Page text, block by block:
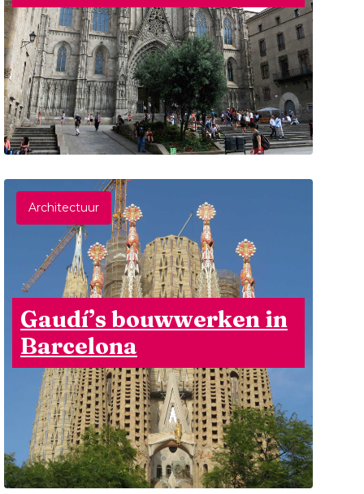
Architectuur
Gaudí’s bouwwerken in
Barcelona